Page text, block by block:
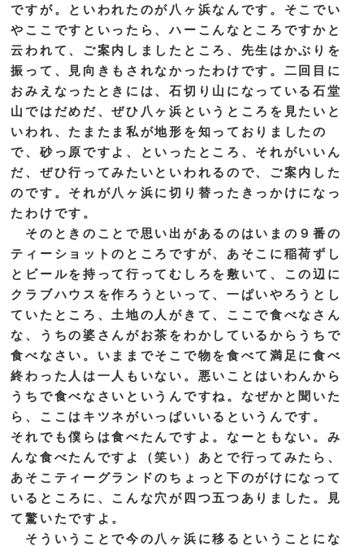
ですが。といわれたのが八ヶ浜なんです。そこでい
やここですといったら、ハーこんなところですかと
云われて、ご案内しましたところ、先生はかぶりを
振って、見向きもされなかったわけです。二回目に
おみえなったときには、石切り山になっている石堂
山ではだめだ、ぜひ八ヶ浜というところを見たいと
いわれ、たまたま私が地形を知っておりましたの
で、砂っ原ですよ、といったところ、それがいいん
だ、ぜひ行ってみたいといわれるので、ご案内した
のです。それが八ヶ浜に切り替ったきっかけになっ
たわけです。
そのときのことで思い出があるのはいまの９番の
ティーショットのところですが、あそこに稲荷ずし
とビールを持って行ってむしろを敷いて、この辺に
クラブハウスを作ろうといって、一ぱいやろうとし
ていたところ、土地の人がきて、ここで食べなさん
な、うちの婆さんがお茶をわかしているからうちで
食べなさい。いままでそこで物を食べて満足に食べ
終わった人は一人もいない。悪いことはいわんから
うちで食べなさいというんですね。なぜかと聞いた
ら、ここはキツネがいっぱいいるというんです。
それでも僕らは食べたんですよ。なーともない。み
んな食べたんですよ（笑い）あとで行ってみたら、
あそこティーグランドのちょっと下のがけになって
いるところに、こんな穴が四つ五つありました。見
て驚いたですよ。
そういうことで今の八ヶ浜に移るということにな